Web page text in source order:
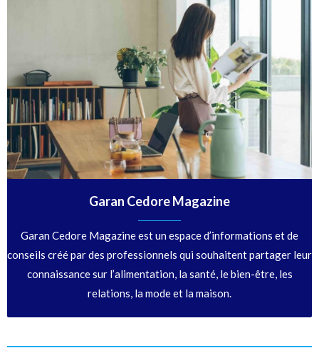
Garan Cedore Magazine
Garan Cedore Magazine est un espace d’informations et de
conseils créé par des professionnels qui souhaitent partager leur
connaissance sur l’alimentation, la santé, le bien-être, les
relations, la mode et la maison.